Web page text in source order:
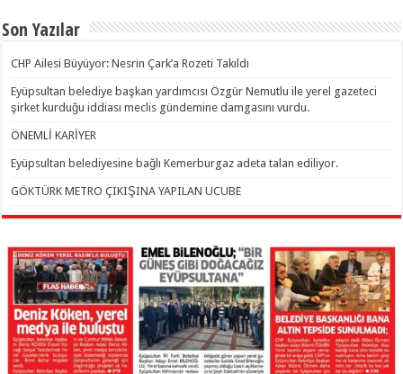
Son Yazılar
CHP Ailesi Büyüyor: Nesrin Çark’a Rozeti Takıldı
Eyüpsultan belediye başkan yardımcısı Özgür Nemutlu ile yerel gazeteci
şirket kurduğu iddiası meclis gündemine damgasını vurdu.
ÖNEMLİ KARİYER
Eyüpsultan belediyesine bağlı Kemerburgaz adeta talan ediliyor.
GÖKTÜRK METRO ÇIKIŞINA YAPILAN UCUBE